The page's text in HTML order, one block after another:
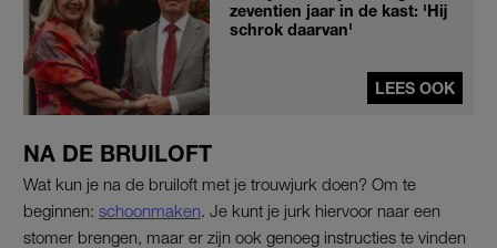
zeventien jaar in de kast: 'Hij
schrok daarvan'
LEES OOK
NA DE BRUILOFT
Wat kun je na de bruiloft met je trouwjurk doen? Om te
beginnen: schoonmaken. Je kunt je jurk hiervoor naar een
stomer brengen, maar er zijn ook genoeg instructies te vinden